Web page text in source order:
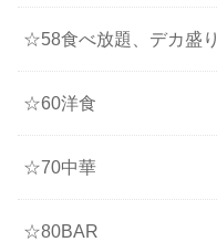
☆58食べ放題、デカ盛り
☆60洋食
☆70中華
☆80BAR